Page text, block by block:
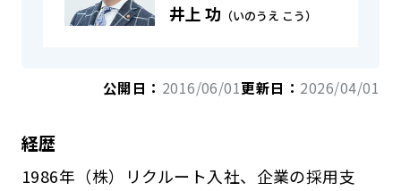
井上 功（いのうえ こう）
公開日： 2016/06/01更新日： 2026/04/01
経歴
1986年（株）リクルート入社、企業の採用支